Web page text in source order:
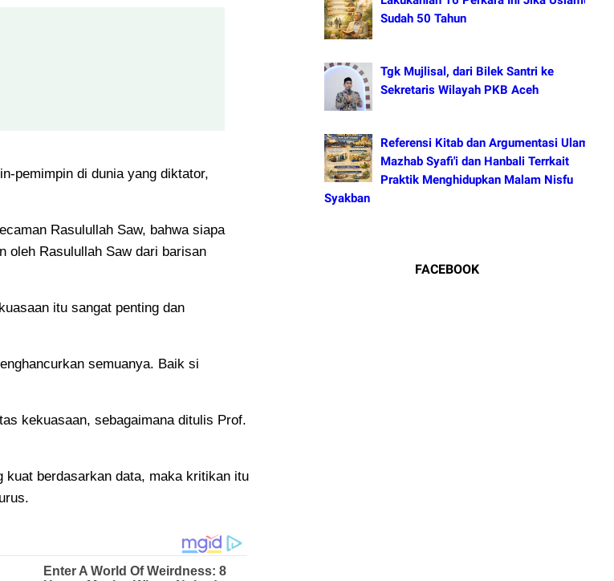
pemimpin di dunia yang diktator,
Rasulullah Saw, bahwa siapa
oleh Rasulullah Saw dari barisan
itu sangat penting dan
semuanya. Baik si
kekuasaan, sebagaimana ditulis Prof.
kuat berdasarkan data, maka kritikan itu
Sudah 50 Tahun
Tgk Mujlisal, dari Bilek Santri ke
Sekretaris Wilayah PKB Aceh
Referensi Kitab dan Argumentasi Ulama
Mazhab Syafi'i dan Hanbali Terrkait
Praktik Menghidupkan Malam Nisfu
Syakban
FACEBOOK